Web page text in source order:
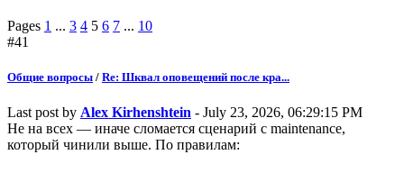
Pages 1 ... 3 4 5 6 7 ... 10
#41
Общие вопросы / Re: Шквал оповещений после кра...
Last post by Alex Kirhenshtein - July 23, 2026, 06:29:15 PM
Не на всех — иначе сломается сценарий с maintenance,
который чинили выше. По правилам: